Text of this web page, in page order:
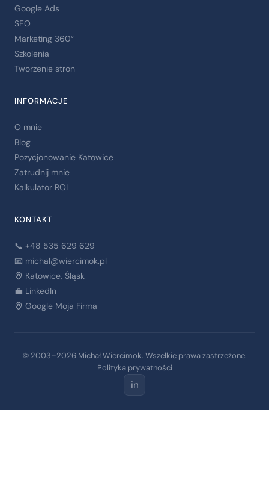
Google Ads
SEO
Marketing 360°
Szkolenia
Tworzenie stron
INFORMACJE
O mnie
Blog
Pozycjonowanie Katowice
Zatrudnij mnie
Kalkulator ROI
KONTAKT
📞 +48 535 629 629
📧 michal@wiercimok.pl
Katowice, Śląsk
💼 LinkedIn
Google Moja Firma
© 2003–2026 Michał Wiercimok. Wszelkie prawa zastrzeżone.
Polityka prywatności
in